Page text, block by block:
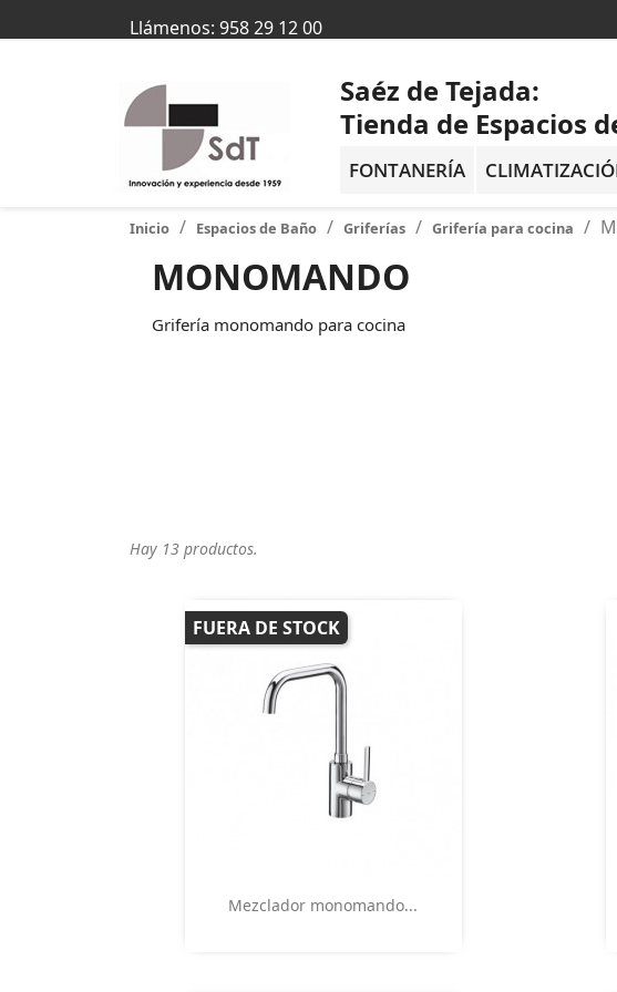
Llámenos: 958 29 12 00
FONTANERÍA
Saéz de Tejada:
Tienda de Espacios
Inicio Espacios de Baño Griferías Grifería para cocina
MONOMANDO
Grifería monomando para cocina
Hay 13 productos.
Vista rápida
Mezclador monomando...
FUERA DE STOCK